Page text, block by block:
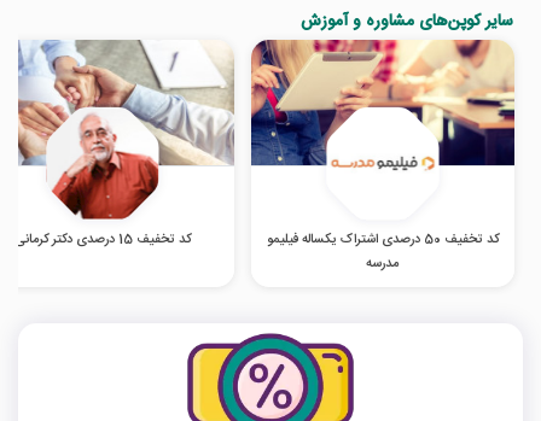
سایر کوپن‌های مشاوره و آموزش
کد تخفیف 50 درصدی اشتراک یکساله فیلیمو
مدرسه
کد تخفیف 15 درصدی دکتر کرمانی